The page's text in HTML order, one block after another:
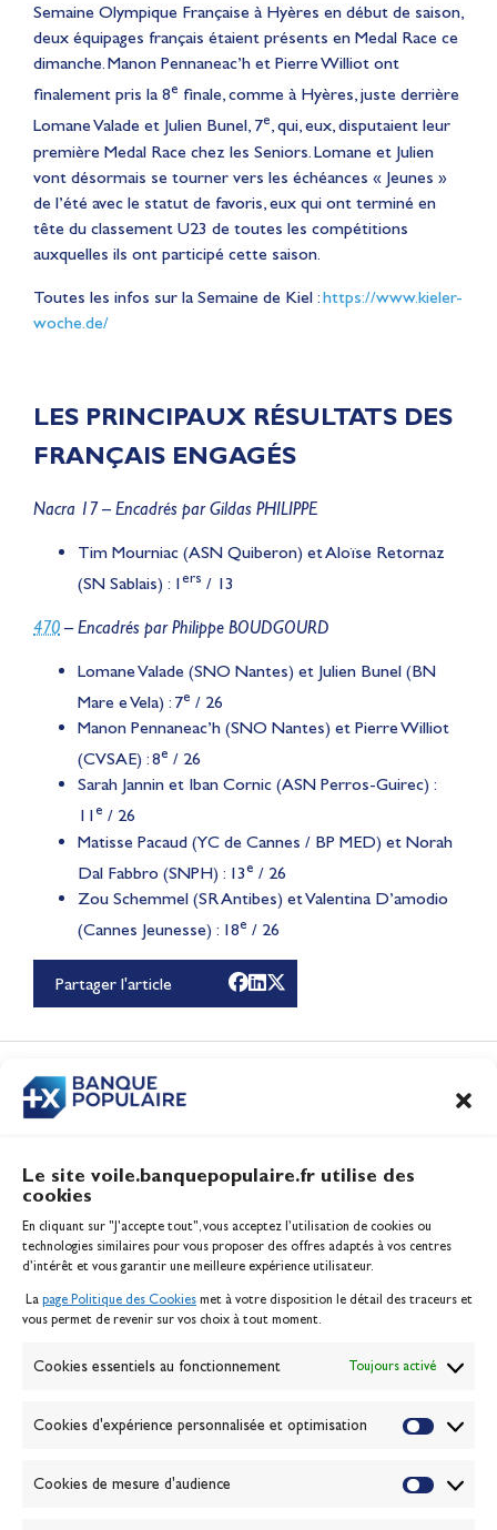
Le site voile.banquepopulaire.fr utilise des
cookies
En cliquant sur "J'accepte tout", vous acceptez l’utilisation de cookies ou
technologies similaires pour vous proposer des offres adaptés à vos centres
d’intérêt et vous garantir une meilleure expérience utilisateur.
La page Politique des Cookies met à votre disposition le détail des traceurs et
vous permet de revenir sur vos choix à tout moment.
Cookies essentiels au fonctionnement Toujours activé
Cookies d'expérience personnalisée et optimisation
Cookies de mesure d'audience
Semaine Olympique Française à Hyères en début de saison,
deux équipages français étaient présents en Medal Race ce
dimanche. Manon Pennaneac’h et Pierre Williot ont
finalement pris la 8e finale, comme à Hyères, juste derrière
Lomane Valade et Julien Bunel, 7e, qui, eux, disputaient leur
première Medal Race chez les Seniors. Lomane et Julien
vont désormais se tourner vers les échéances « Jeunes »
de l’été avec le statut de favoris, eux qui ont terminé en
tête du classement U23 de toutes les compétitions
auxquelles ils ont participé cette saison.
Toutes les infos sur la Semaine de Kiel :https://www.kieler-
woche.de/
LES PRINCIPAUX RÉSULTATS DES
FRANÇAIS ENGAGÉS
Nacra 17 – Encadrés par Gildas PHILIPPE
Tim Mourniac (ASN Quiberon) et Aloïse Retornaz
(SN Sablais) : 1ers / 13
470– Encadrés par Philippe BOUDGOURD
Lomane Valade (SNO Nantes) et Julien Bunel (BN
Mare e Vela) : 7e / 26
Manon Pennaneac’h (SNO Nantes) et Pierre Williot
(CVSAE) : 8e / 26
Sarah Jannin et Iban Cornic (ASN Perros-Guirec) :
11e / 26
Matisse Pacaud (YC de Cannes / BP MED) et Norah
Dal Fabbro (SNPH) : 13e / 26
Zou Schemmel (SR Antibes) et Valentina D’amodio
(Cannes Jeunesse) : 18e / 26
Partager l'article
CONTENUS
Lauriane Nolot en or à
Long Beach, sur le plan
d'eau des Jeux
Olympiques 2028
Inscription serveur média
Contact
Politique des cookies
Banque de la voile
Passion Voile TV